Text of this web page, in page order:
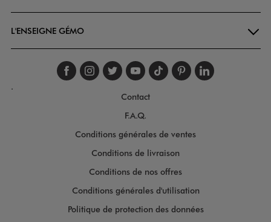
L'ENSEIGNE GÉMO
Suivez-nous sur
Suivez-nous sur
Suivez-nous sur
Suivez-nous
Suivez-nous
Suivez-
.
Contact
F.A.Q.
Conditions générales de ventes
Conditions de livraison
Conditions de nos offres
Conditions générales d'utilisation
Politique de protection des données